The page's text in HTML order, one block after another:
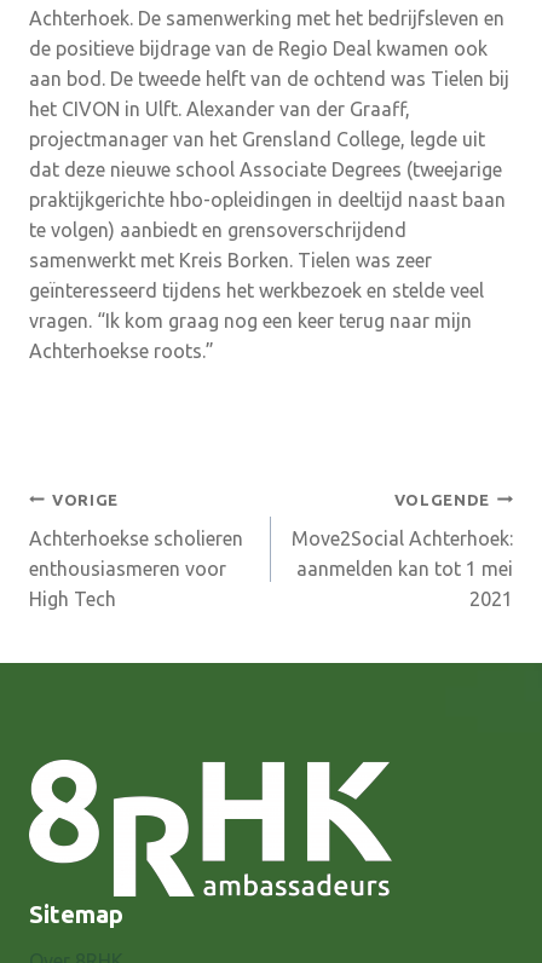
Achterhoek. De samenwerking met het bedrijfsleven en
de positieve bijdrage van de Regio Deal kwamen ook
aan bod. De tweede helft van de ochtend was Tielen bij
het CIVON in Ulft. Alexander van der Graaff,
projectmanager van het Grensland College, legde uit
dat deze nieuwe school Associate Degrees (tweejarige
praktijkgerichte hbo-opleidingen in deeltijd naast baan
te volgen) aanbiedt en grensoverschrijdend
samenwerkt met Kreis Borken. Tielen was zeer
geïnteresseerd tijdens het werkbezoek en stelde veel
vragen. “Ik kom graag nog een keer terug naar mijn
Achterhoekse roots.”
Bericht
navigatie
VORIGE
Achterhoekse scholieren
enthousiasmeren voor
High Tech
VOLGENDE
Move2Social Achterhoek:
aanmelden kan tot 1 mei
2021
Sitemap